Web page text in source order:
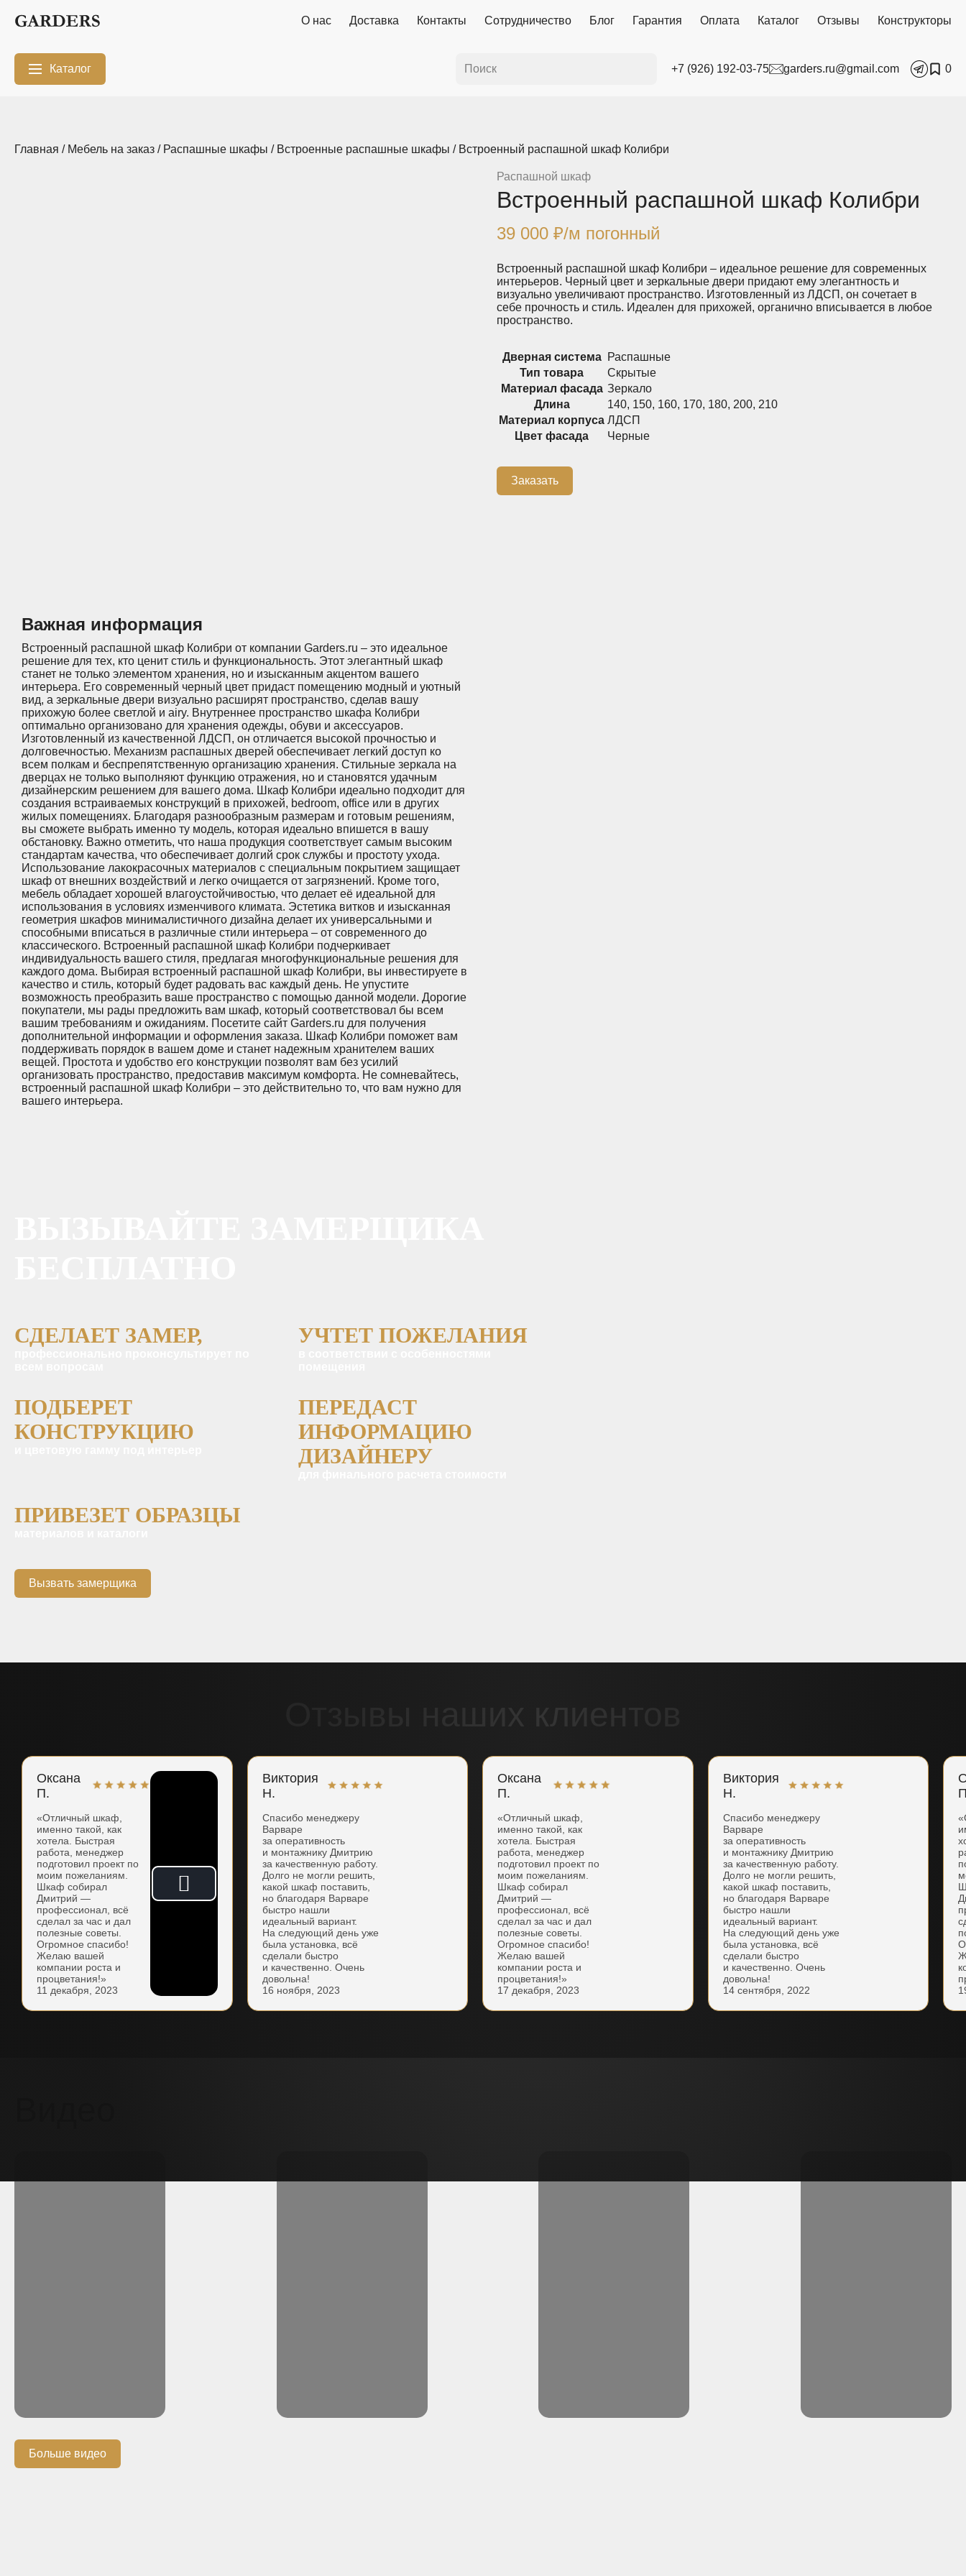
О нас Доставка Контакты Сотрудничество Блог Гарантия Оплата Каталог Отзывы Конструкторы
Каталог +7 (926) 192-03-75 garders.ru@gmail.com 0
Главная / Мебель на заказ / Распашные шкафы / Встроенные распашные шкафы / Встроенный распашной шкаф Колибри
Важная информация
Встроенный распашной шкаф Колибри от компании Garders.ru – это идеальное
решение для тех, кто ценит стиль и функциональность. Этот элегантный шкаф
станет не только элементом хранения, но и изысканным акцентом вашего
интерьера. Его современный черный цвет придаст помещению модный и уютный
вид, а зеркальные двери визуально расширят пространство, сделав вашу
прихожую более светлой и airy. Внутреннее пространство шкафа Колибри
оптимально организовано для хранения одежды, обуви и аксессуаров.
Изготовленный из качественной ЛДСП, он отличается высокой прочностью и
долговечностью. Механизм распашных дверей обеспечивает легкий доступ ко
всем полкам и беспрепятственную организацию хранения. Стильные зеркала на
дверцах не только выполняют функцию отражения, но и становятся удачным
дизайнерским решением для вашего дома. Шкаф Колибри идеально подходит для
создания встраиваемых конструкций в прихожей, bedroom, office или в других
жилых помещениях. Благодаря разнообразным размерам и готовым решениям,
вы сможете выбрать именно ту модель, которая идеально впишется в вашу
обстановку. Важно отметить, что наша продукция соответствует самым высоким
стандартам качества, что обеспечивает долгий срок службы и простоту ухода.
Использование лакокрасочных материалов с специальным покрытием защищает
шкаф от внешних воздействий и легко очищается от загрязнений. Кроме того,
мебель обладает хорошей влагоустойчивостью, что делает её идеальной для
использования в условиях изменчивого климата. Эстетика витков и изысканная
геометрия шкафов минималистичного дизайна делает их универсальными и
способными вписаться в различные стили интерьера – от современного до
классического. Встроенный распашной шкаф Колибри подчеркивает
индивидуальность вашего стиля, предлагая многофункциональные решения для
каждого дома. Выбирая встроенный распашной шкаф Колибри, вы инвестируете в
качество и стиль, который будет радовать вас каждый день. Не упустите
возможность преобразить ваше пространство с помощью данной модели. Дорогие
покупатели, мы рады предложить вам шкаф, который соответствовал бы всем
вашим требованиям и ожиданиям. Посетите сайт Garders.ru для получения
дополнительной информации и оформления заказа. Шкаф Колибри поможет вам
поддерживать порядок в вашем доме и станет надежным хранителем ваших
вещей. Простота и удобство его конструкции позволят вам без усилий
организовать пространство, предоставив максимум комфорта. Не сомневайтесь,
встроенный распашной шкаф Колибри – это действительно то, что вам нужно для
вашего интерьера.
Распашной шкаф
Встроенный распашной шкаф Колибри
39 000₽/м погонный
Встроенный распашной шкаф Колибри – идеальное решение для современных
интерьеров. Черный цвет и зеркальные двери придают ему элегантность и
визуально увеличивают пространство. Изготовленный из ЛДСП, он сочетает в
себе прочность и стиль. Идеален для прихожей, органично вписывается в любое
пространство.
Дверная система
Распашные
Тип товара
Скрытые
Материал фасада Зеркало
Длина
140, 150, 160, 170, 180, 200, 210
Материал корпуса ЛДСП
Цвет фасада
Черные
Заказать
СДЕЛАЕТ ЗАМЕР, УЧТЕТ ПОЖЕЛАНИЯ
ПОДБЕРЕТ
КОНСТРУКЦИЮ
ПЕРЕДАСТ
ИНФОРМАЦИЮ
ДИЗАЙНЕРУ
ПРИВЕЗЕТ ОБРАЗЦЫ
Вызвать замерщика
Оксана
П.
«Отличный шкаф,
именно такой, как
хотела. Быстрая
работа, менеджер
подготовил проект по
моим пожеланиям.
Шкаф собирал
Дмитрий —
профессионал, всё
сделал за час и дал
полезные советы.
Огромное спасибо!
Желаю вашей
компании роста и
процветания!»
11 декабря, 2023
Виктория
Н.
Спасибо менеджеру
Варваре
за оперативность
и монтажнику Дмитрию
за качественную работу.
Долго не могли решить,
какой шкаф поставить,
но благодаря Варваре
быстро нашли
идеальный вариант.
На следующий день уже
была установка, всё
сделали быстро
и качественно. Очень
довольна!
16 ноября, 2023
Оксана
П.
«Отличный шкаф,
именно такой, как
хотела. Быстрая
работа, менеджер
подготовил проект по
моим пожеланиям.
Шкаф собирал
Дмитрий —
профессионал, всё
сделал за час и дал
полезные советы.
Огромное спасибо!
Желаю вашей
компании роста и
процветания!»
17 декабря, 2023
Виктория
Н.
Спасибо менеджеру
Варваре
за оперативность
и монтажнику Дмитрию
за качественную работу.
Долго не могли решить,
какой шкаф поставить,
но благодаря Варваре
быстро нашли
идеальный вариант.
На следующий день уже
была установка, всё
сделали быстро
и качественно. Очень
довольна!
14 сентября, 2022
Больше видео